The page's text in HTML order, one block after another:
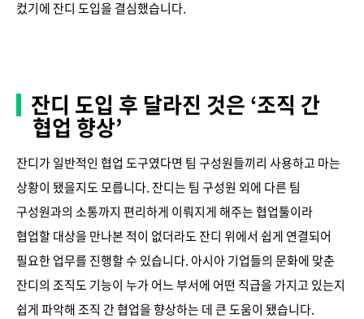
컸기에 잔디 도입을 결심했습니다.
잔디 도입 후 달라진 것은 ‘조직 간
협업 향상’
잔디가 일반적인 협업 도구였다면 팀 구성원들끼리 사용하고 마는
상황이 됐을지도 모릅니다. 잔디는 팀 구성원 외에 다른 팀
구성원과의 소통까지 편리하게 이뤄지게 해주는 협업툴이라
협업할 대상을 만나본 적이 없더라도 잔디 위에서 쉽게 연결되어
필요한 업무를 진행할 수 있습니다. 아시아 기업들의 문화에 맞춘
잔디의 조직도 기능이 누가 어느 부서에 어떤 직급을 가지고 있는지
쉽게 파악해 조직 간 협업을 향상하는 데 큰 도움이 됐습니다.